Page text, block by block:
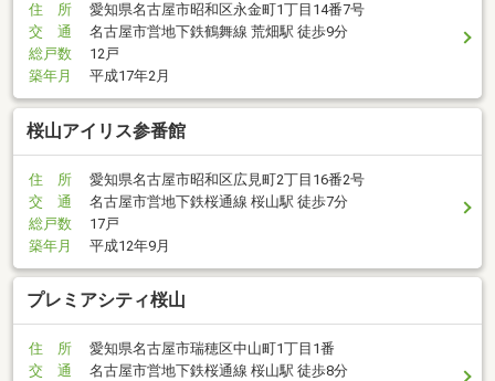
住 所
愛知県名古屋市昭和区永金町1丁目14番7号
交 通
名古屋市営地下鉄鶴舞線 荒畑駅 徒歩9分
総戸数
12戸
築年月
平成17年2月
桜山アイリス参番館
住 所
愛知県名古屋市昭和区広見町2丁目16番2号
交 通
名古屋市営地下鉄桜通線 桜山駅 徒歩7分
総戸数
17戸
築年月
平成12年9月
プレミアシティ桜山
住 所
愛知県名古屋市瑞穂区中山町1丁目1番
交 通
名古屋市営地下鉄桜通線 桜山駅 徒歩8分